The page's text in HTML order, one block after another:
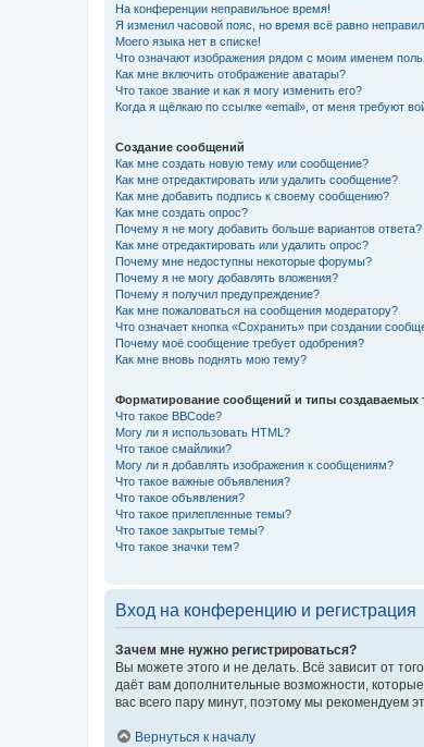
На конференции неправильное время!
Я изменил часовой пояс, но время всё равно
Моего языка нет в списке!
Что означают изображения рядом с моим именем
Как мне включить отображение аватары?
Что такое звание и как я могу изменить его?
Когда я щёлкаю по ссылке «email», от меня требуют
Создание сообщений
Как мне создать новую тему или сообщение?
Как мне отредактировать или удалить сообщение?
Как мне добавить подпись к своему сообщению?
Как мне создать опрос?
Почему я не могу добавить больше вариантов ответа?
Как мне отредактировать или удалить опрос?
Почему мне недоступны некоторые форумы?
Почему я не могу добавлять вложения?
Почему я получил предупреждение?
Как мне пожаловаться на сообщения модератору?
Что означает кнопка «Сохранить» при создании
Почему моё сообщение требует одобрения?
Как мне вновь поднять мою тему?
Форматирование сообщений и типы создаваемых
Что такое BBCode?
Могу ли я использовать HTML?
Что такое смайлики?
Могу ли я добавлять изображения к сообщениям?
Что такое важные объявления?
Что такое объявления?
Что такое прилепленные темы?
Что такое закрытые темы?
Что такое значки тем?
Вход на конференцию и регистрация
Зачем мне нужно регистрироваться?
Вы можете этого и не делать. Всё зависит от
даёт вам дополнительные возможности,
вас всего пару минут, поэтому мы рекомендуем
Вернуться к началу